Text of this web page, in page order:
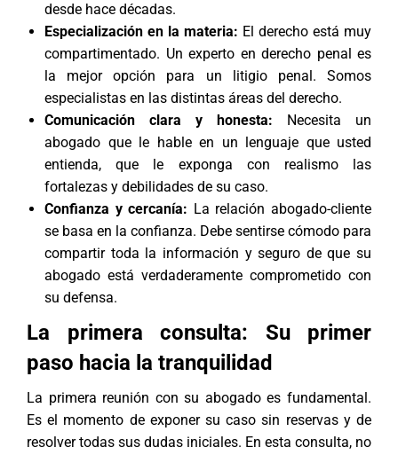
desde hace décadas.
Especialización en la materia: El derecho está muy
compartimentado. Un experto en derecho penal es
la mejor opción para un litigio penal. Somos
especialistas en las distintas áreas del derecho.
Comunicación clara y honesta: Necesita un
abogado que le hable en un lenguaje que usted
entienda, que le exponga con realismo las
fortalezas y debilidades de su caso.
Confianza y cercanía: La relación abogado-cliente
se basa en la confianza. Debe sentirse cómodo para
compartir toda la información y seguro de que su
abogado está verdaderamente comprometido con
su defensa.
La primera consulta: Su primer
paso hacia la tranquilidad
La primera reunión con su abogado es fundamental.
Es el momento de exponer su caso sin reservas y de
resolver todas sus dudas iniciales. En esta consulta, no